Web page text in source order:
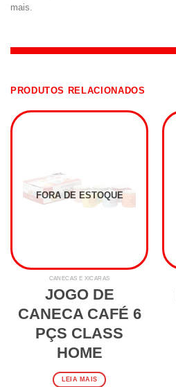
mais.
PRODUTOS RELACIONADOS
FORA DE ESTOQUE
CANECAS E XÍCARAS
JOGO DE
CANECA CAFÉ 6
PÇS CLASS
HOME
LEIA MAIS